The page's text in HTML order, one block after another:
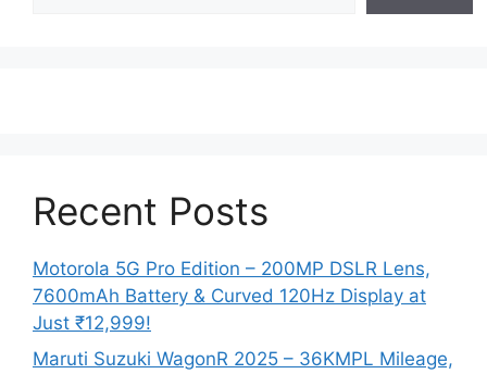
Recent Posts
Motorola 5G Pro Edition – 200MP DSLR Lens,
7600mAh Battery & Curved 120Hz Display at
Just ₹12,999!
Maruti Suzuki WagonR 2025 – 36KMPL Mileage,